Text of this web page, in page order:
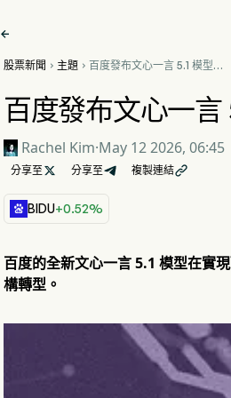

股票新聞  主題  百度發布文心一言 5.1 模型：
百度發布文心一
Rachel Kim·May 12 2026, 06:45
分享至  分享至 複製連結
BIDU+0.52%
百度的全新文心一言 5.1 模型在實
構轉型。